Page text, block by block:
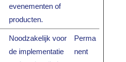
evenementen of
producten.
Noodzakelijk voor
de implementatie
Perma
nent